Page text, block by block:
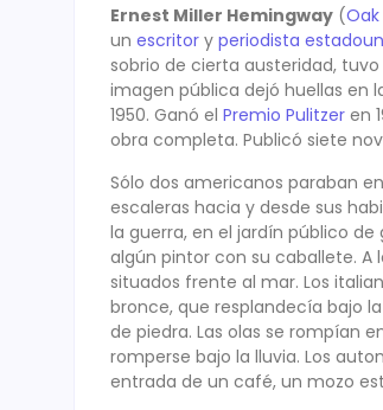
Ernest Miller Hemingway (Oak
un escritor y periodista
sobrio de cierta austeridad,
imagen pública dejó huellas en
1950. Ganó el Premio Pulitzer en
obra completa. Publicó siete
Sólo dos americanos paraban
escaleras hacia y desde sus
la guerra, en el jardín público
algún pintor con su caballete. A
situados frente al mar. Los
bronce, que resplandecía bajo
de piedra. Las olas se rompían
romperse bajo la lluvia. Los
entrada de un café, un mozo